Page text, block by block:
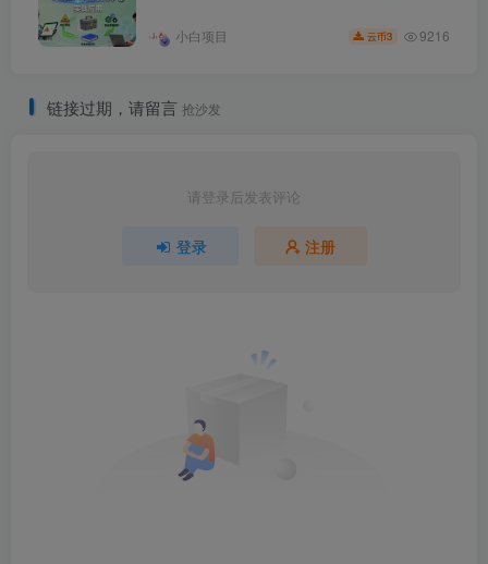
小白项目 云币3 9216
链接过期，请留言 抢沙发
请登录后发表评论
登录 注册